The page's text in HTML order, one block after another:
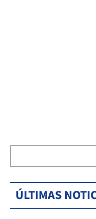
ÚLTIMAS